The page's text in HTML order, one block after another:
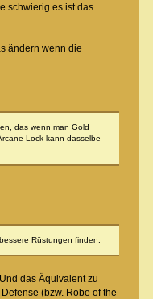
schwierig es ist das
ändern wenn die
das wenn man Gold
Lock kann dasselbe
Rüstungen finden.
das Äquivalent zu
(bzw. Robe of the